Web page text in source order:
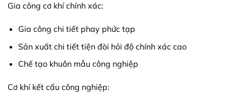
Gia công cơ khí chính xác:
Gia công chi tiết phay phức tạp
Sản xuất chi tiết tiện đòi hỏi độ chính xác cao
Chế tạo khuôn mẫu công nghiệp
Cơ khí kết cấu công nghiệp: